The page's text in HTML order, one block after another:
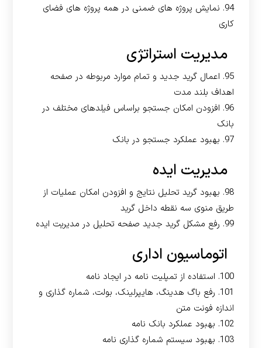
94. نمایش پروژه های ضمنی در همه پروژه های فضای
کاری
مدیریت استراتژی
95. اعمال گرید جدید و تمام موارد مربوطه در صفحه
اهداف بلند مدت
96. افزودن امکان جستجو براساس فیلدهای مختلف در
بانک
97. بهبود عملکرد جستجو در بانک
مدیریت ایده
98. بهبود گرید تحلیل نتایج و افزودن امکان عملیات از
طریق منوی سه نقطه داخل گرید
99. رفع مشکل گرید جدید صفحه تحلیل در مدیریت ایده
اتوماسیون اداری
100. استفاده از تمپلیت نامه در ایجاد نامه
101. رفع باگ هدینگ، هایپرلینک، بولت، شماره گذاری و
اندازه فونت متن
102. بهبود عملکرد بانک نامه
103. بهبود سیستم شماره گذاری نامه